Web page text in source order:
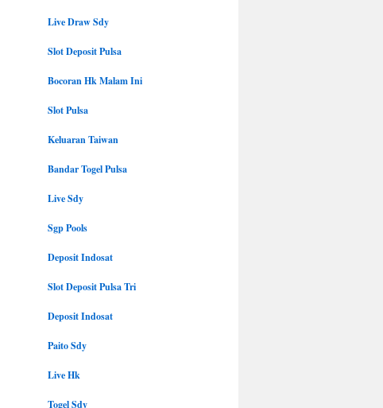
Live Draw Sdy
Slot Deposit Pulsa
Bocoran Hk Malam Ini
Slot Pulsa
Keluaran Taiwan
Bandar Togel Pulsa
Live Sdy
Sgp Pools
Deposit Indosat
Slot Deposit Pulsa Tri
Deposit Indosat
Paito Sdy
Live Hk
Togel Sdy